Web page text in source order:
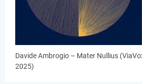
Davide Ambrogio – Mater Nullius
2025)